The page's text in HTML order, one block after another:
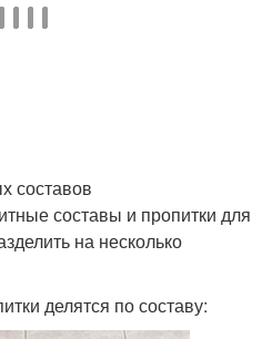
составов
составы и пропитки для
на несколько
делятся по составу: